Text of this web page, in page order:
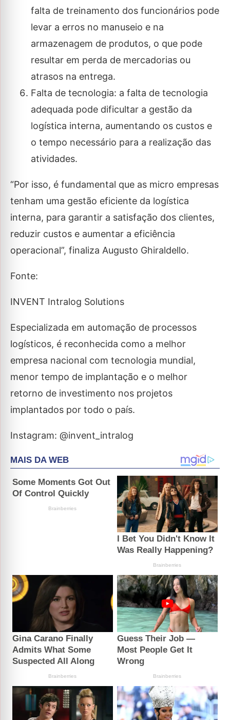
falta de treinamento dos funcionários pode
levar a erros no manuseio e na
armazenagem de produtos, o que pode
resultar em perda de mercadorias ou
atrasos na entrega.
Falta de tecnologia: a falta de tecnologia
adequada pode dificultar a gestão da
logística interna, aumentando os custos e
o tempo necessário para a realização das
atividades.
“Por isso, é fundamental que as micro empresas
tenham uma gestão eficiente da logística
interna, para garantir a satisfação dos clientes,
reduzir custos e aumentar a eficiência
operacional”, finaliza Augusto Ghiraldello.
Fonte:
INVENT Intralog Solutions
Especializada em automação de processos
logísticos, é reconhecida como a melhor
empresa nacional com tecnologia mundial,
menor tempo de implantação e o melhor
retorno de investimento nos projetos
implantados por todo o país.
Instagram: @invent_intralog